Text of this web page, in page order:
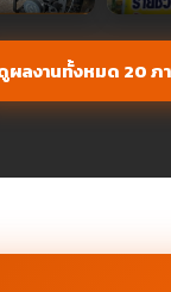
ผลงานทั้งหมด 20 ภ